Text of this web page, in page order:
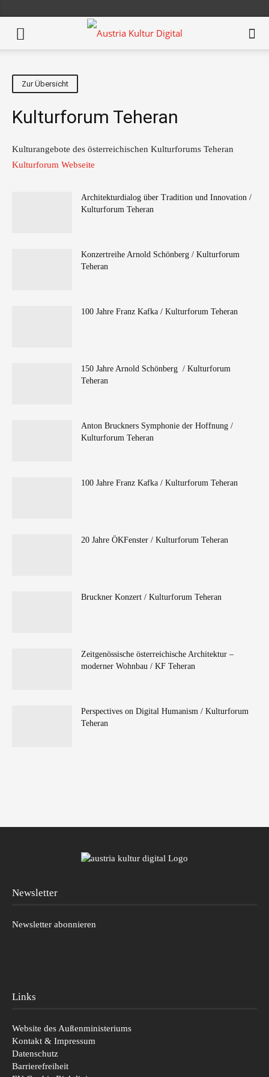
Zur Übersicht
Kulturforum Teheran
Kulturangebote des österreichischen Kulturforums Teheran
Kulturforum Webseite
Architekturdialog über Tradition und Innovation /
Kulturforum Teheran
Konzertreihe Arnold Schönberg / Kulturforum
Teheran
100 Jahre Franz Kafka / Kulturforum Teheran
150 Jahre Arnold Schönberg / Kulturforum
Teheran
Anton Bruckners Symphonie der Hoffnung /
Kulturforum Teheran
100 Jahre Franz Kafka / Kulturforum Teheran
20 Jahre ÖKFenster / Kulturforum Teheran
Bruckner Konzert / Kulturforum Teheran
Zeitgenössische österreichische Architektur –
moderner Wohnbau / KF Teheran
Perspectives on Digital Humanism / Kulturforum
Teheran
Newsletter
Newsletter abonnieren
Links
Website des Außenministeriums
Kontakt & Impressum
Datenschutz
Barrierefreiheit